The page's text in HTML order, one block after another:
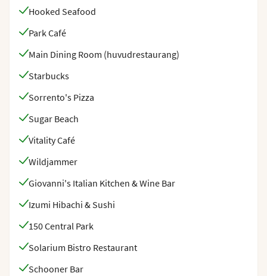
kan förekomma och uppdateras löpande. Med
Hooked Seafood
Park Café
Main Dining Room (huvudrestaurang)
Starbucks
Sorrento's Pizza
Sugar Beach
Vitality Café
Wildjammer
Giovanni's Italian Kitchen & Wine Bar
Izumi Hibachi & Sushi
150 Central Park
Solarium Bistro Restaurant
Schooner Bar